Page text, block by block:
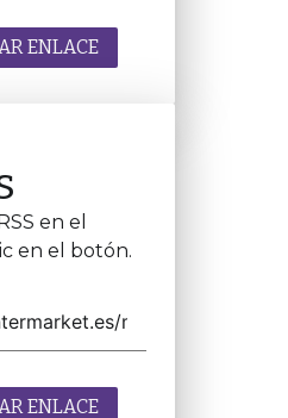
ENLACE
en el
en el botón.
ENLACE